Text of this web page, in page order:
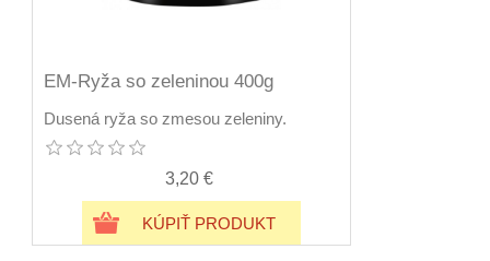
EM-Ryža so zeleninou 400g
Dusená ryža so zmesou zeleniny.
3,20 €
KÚPIŤ PRODUKT